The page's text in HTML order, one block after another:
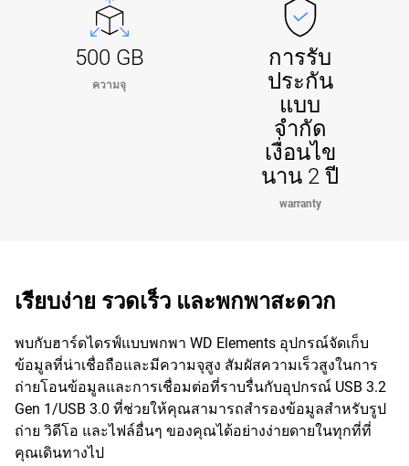
500 GB
ความจุ
การรับ
ประกัน
แบบ
จำกัด
เงื่อนไข
นาน 2 ปี
warranty
เรียบง่าย รวดเร็ว และพกพาสะดวก
พบกับฮาร์ดไดรฟ์แบบพกพา WD Elements อุปกรณ์จัดเก็บ
ข้อมูลที่น่าเชื่อถือและมีความจุสูง สัมผัสความเร็วสูงในการ
ถ่ายโอนข้อมูลและการเชื่อมต่อที่ราบรื่นกับอุปกรณ์ USB 3.2
Gen 1/USB 3.0 ที่ช่วยให้คุณสามารถสำรองข้อมูลสำหรับรูป
ถ่าย วิดีโอ และไฟล์อื่นๆ ของคุณได้อย่างง่ายดายในทุกที่ที่
คุณเดินทางไป